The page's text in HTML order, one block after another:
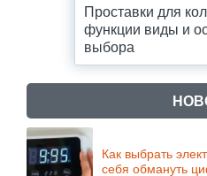
Проставки для
функции виды и
выбора
Как выбрать
себя обмануть